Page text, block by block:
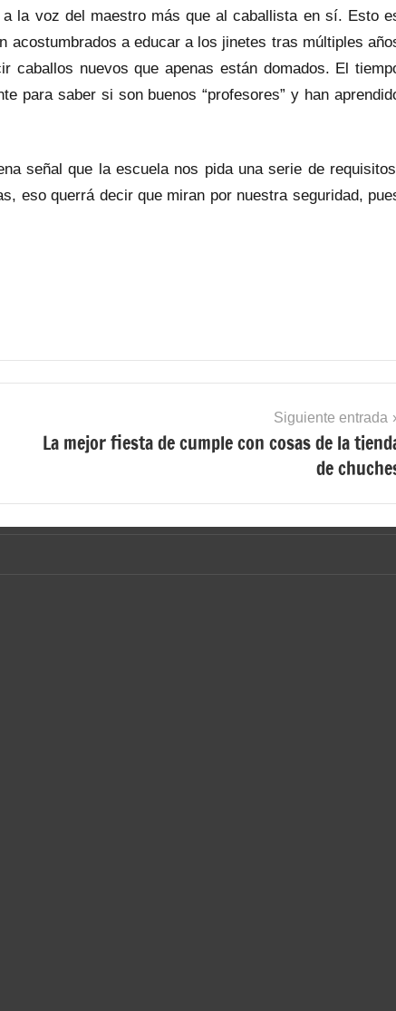
la voz del maestro más que al caballista en sí. Esto
acostumbrados a educar a los jinetes tras múltiples
caballos nuevos que apenas están domados. El
para saber si son buenos “profesores” y han
señal que la escuela nos pida una serie de
eso querrá decir que miran por nuestra seguridad,
Siguiente entrada
La mejor fiesta de cumple con cosas de la
de